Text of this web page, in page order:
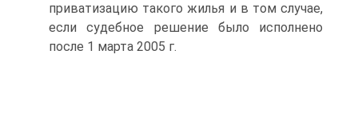
приватизацию такого жилья и в том случае,
если судебное решение было исполнено
после 1 марта 2005 г.